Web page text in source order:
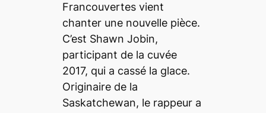
Francouvertes vient
chanter une nouvelle pièce.
C’est Shawn Jobin,
participant de la cuvée
2017, qui a cassé la glace.
Originaire de la
Saskatchewan, le rappeur a